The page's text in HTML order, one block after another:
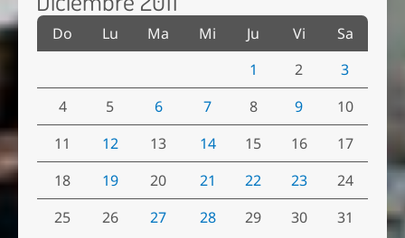
Do Lu Ma Mi Ju Vi
Sa
1
2
3
4
5 6 7 8 9
10
11
12 13 14 15 16
17
18
19 20 21 22 23
24
25
26 27 28 29 30 31